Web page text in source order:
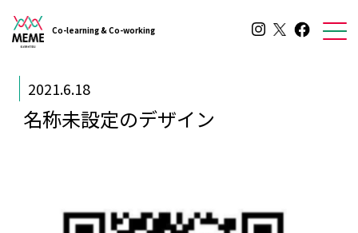
Co-learning & Co-working
2021.6.18
名称未設定のデザイン